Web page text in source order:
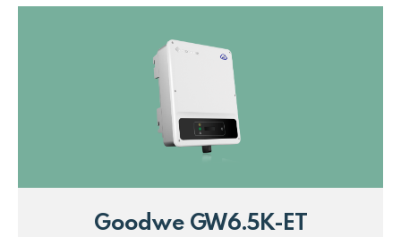
Goodwe GW6.5K-ET